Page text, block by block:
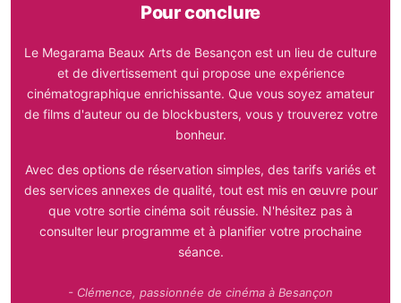
Pour conclure
Le Megarama Beaux Arts de Besançon est un lieu de culture
et de divertissement qui propose une expérience
cinématographique enrichissante. Que vous soyez amateur
de films d'auteur ou de blockbusters, vous y trouverez votre
bonheur.
Avec des options de réservation simples, des tarifs variés et
des services annexes de qualité, tout est mis en œuvre pour
que votre sortie cinéma soit réussie. N'hésitez pas à
consulter leur programme et à planifier votre prochaine
séance.
- Clémence, passionnée de cinéma à Besançon